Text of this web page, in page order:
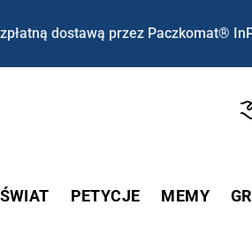
dostawą przez Paczkomat®
ŚWIAT PETYCJE MEMY